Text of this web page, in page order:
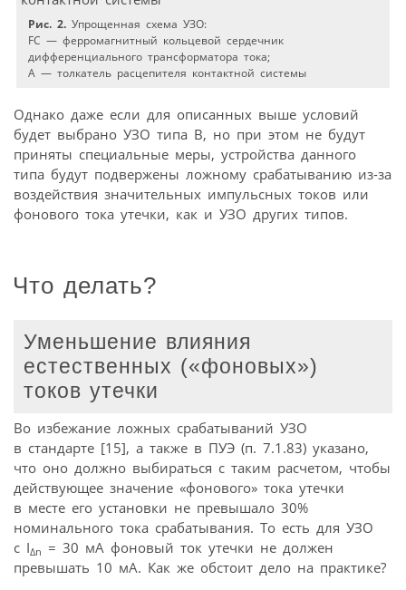
Рис. 2. Упрощенная схема УЗО:
FC — ферромагнитный кольцевой сердечник
дифференциального трансформатора тока;
А — толкатель расцепителя контактной системы
Однако даже если для описанных выше условий
будет выбрано УЗО типа В, но при этом не будут
приняты специальные меры, устройства данного
типа будут подвержены ложному срабатыванию из-за
воздействия значительных импульсных токов или
фонового тока утечки, как и УЗО других типов.
Что делать?
Уменьшение влияния
естественных («фоновых»)
токов утечки
Во избежание ложных срабатываний УЗО
в стандарте [15], а также в ПУЭ (п. 7.1.83) указано,
что оно должно выбираться с таким расчетом, чтобы
действующее значение «фонового» тока утечки
в месте его установки не превышало 30%
номинального тока срабатывания. То есть для УЗО
с IΔn = 30 мА фоновый ток утечки не должен
превышать 10 мА. Как же обстоит дело на практике?